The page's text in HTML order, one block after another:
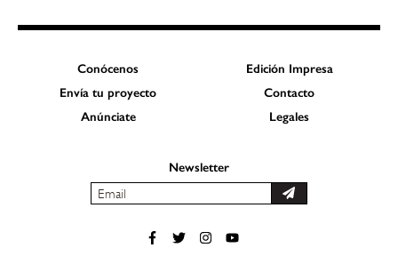
Conócenos
Edición Impresa
Envía tu proyecto
Contacto
Anúnciate
Legales
Newsletter